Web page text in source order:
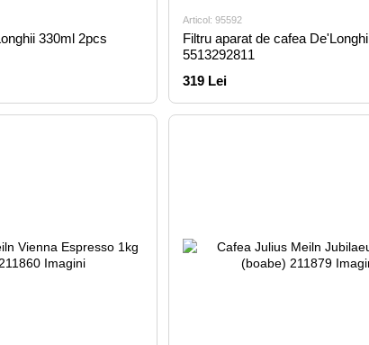
330ml 2pcs
Articol: 95592
Filtru aparat de cafea De'Longhi
5513292811
319 Lei